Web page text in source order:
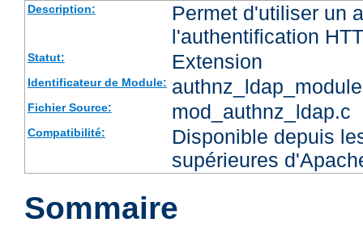
Description:
Permet d'utiliser un
l'authentification
Statut: Extension
Identificateur de Module: authnz_ldap_module
Fichier Source: mod_authnz_ldap.c
Compatibilité:
Disponible depuis
supérieures
Sommaire